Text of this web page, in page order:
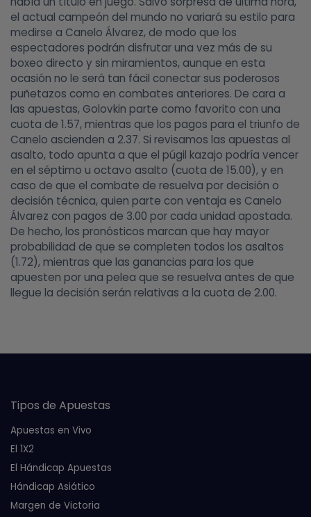
el actual campeón del mundo no variará su estilo para
medirse a Canelo Álvarez, de modo que los
espectadores podrán disfrutar una vez más de su
boxeo directo y sin miramientos, aunque en esta
ocasión no le será tan fácil conectar sus poderosos
puñetazos como en combates anteriores. De cara a
las apuestas, Golovkin parte como favorito con una
cuota de 1.57, mientras que los pagos para el triunfo de
Canelo ascienden a 2.37. Si revisamos las apuestas al
asalto, todo apunta a que el púgil kazajo podría vencer
en el séptimo u octavo asalto (cuota de 15.00), y en
caso de que el combate de resuelva por decisión o
decisión técnica, quien parte con ventaja es Canelo
Álvarez con pagos de 3.00 por cada unidad apostada.
De hecho, los pronósticos marcan que hay mayor
probabilidad de que se completen todos los asaltos
(1.72), mientras que las ganancias para los que
apuesten por una pelea que se resuelva antes de que
llegue la decisión serán relativas a la cuota de 2.00.
Tipos de Apuestas
Apuestas en Vivo
El 1X2
El Hándicap Apuestas
Hándicap Asiático
Margen de Victoria